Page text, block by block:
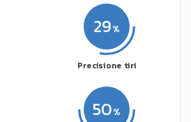
50
29
Precisione tiri